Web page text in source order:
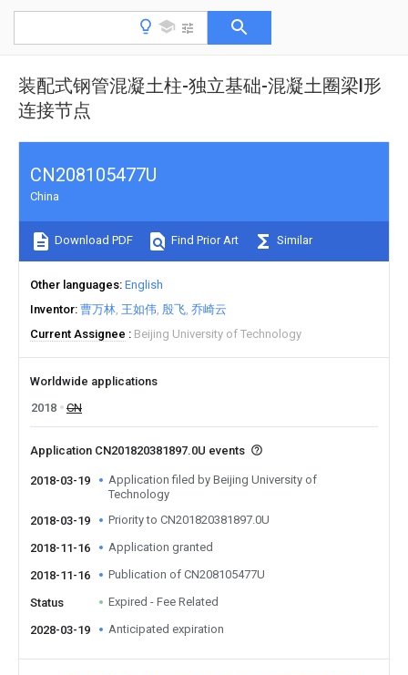
装配式钢管混凝土柱-独立基础-混凝土圈梁l形
连接节点
CN208105477U
China
Download PDF Find Prior Art Similar
Other languages English
Inventor 曹万林 王如伟 殷飞 乔崎云
Current Assignee
Beijing University of Technology
Worldwide applications
2018
CN
Application CN201820381897.0U events
2018-03-19
Application filed by Beijing University of
Technology
2018-03-19
Priority to CN201820381897.0U
2018-11-16 Application granted
2018-11-16 Publication of CN208105477U
Status Expired - Fee Related
2028-03-19 Anticipated expiration